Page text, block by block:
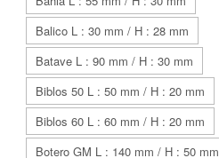
Balico L : 30 mm / H : 28 mm
Batave L : 90 mm / H : 30 mm
Biblos 50 L : 50 mm / H : 20 mm
Biblos 60 L : 60 mm / H : 20 mm
Botero GM L : 140 mm / H : 50 mm